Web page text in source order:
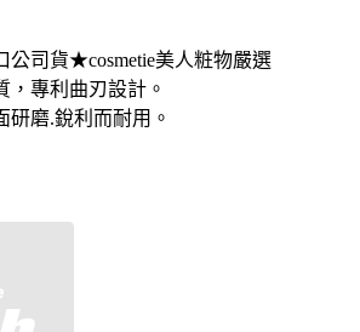
司貨★cosmetie美人粧物嚴選
，專利曲刃設計。
研磨.銳利而耐用。